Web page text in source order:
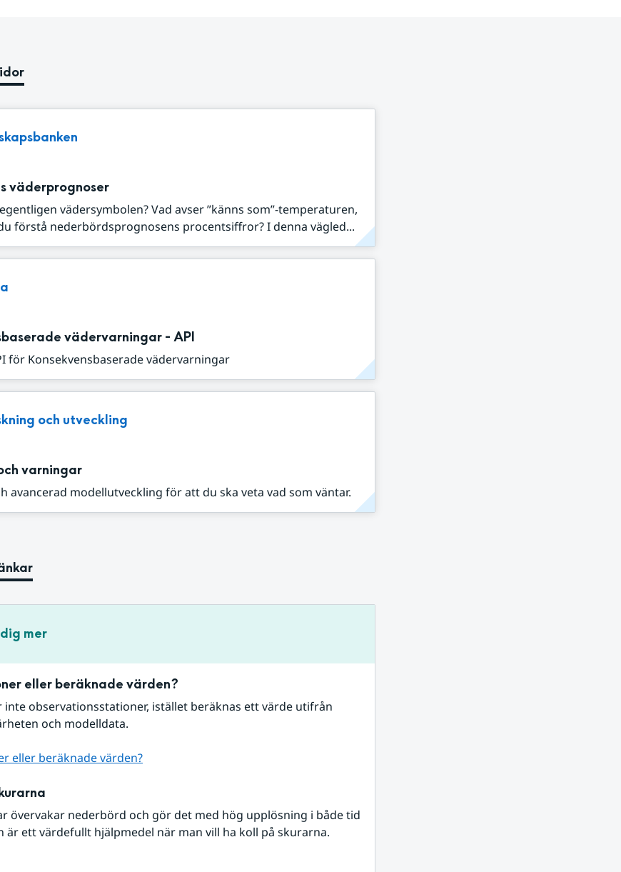
väderprognoser
vädersymbolen? Vad avser ”känns som”-temperaturen,
förstå nederbördsprognosens procentsiffror? I denna vägled...
vädervarningar - API
för Konsekvensbaserade vädervarningar
och utveckling
varningar
avancerad modellutveckling för att du ska veta vad som väntar.
mer
eller beräknade värden?
inte observationsstationer, istället beräknas ett värde utifrån
och modelldata.
eller beräknade värden?
övervakar nederbörd och gör det med hög upplösning i både tid
är ett värdefullt hjälpmedel när man vill ha koll på skurarna.